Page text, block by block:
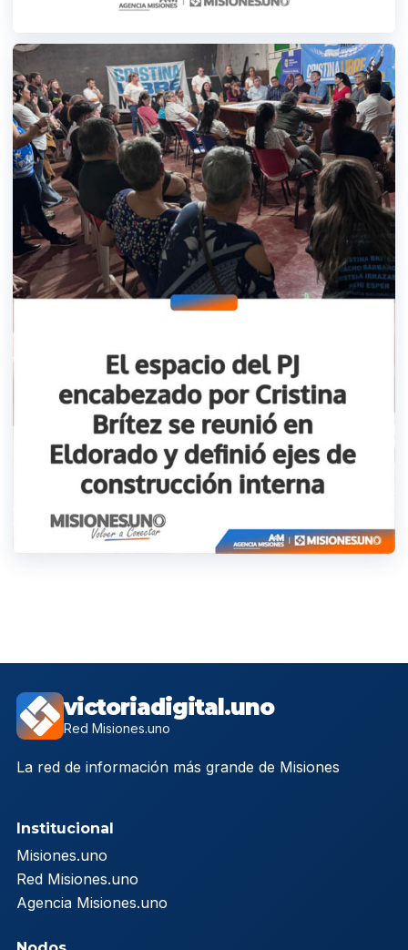
victoriadigital.uno
Red Misiones.uno
La red de información más grande de Misiones
Institucional
Misiones.uno
Red Misiones.uno
Agencia Misiones.uno